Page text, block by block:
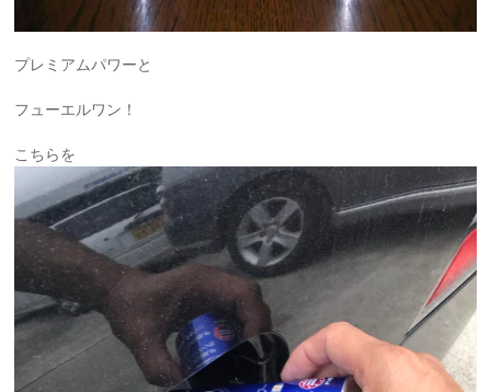
プレミアムパワーと
フューエルワン！
こちらを